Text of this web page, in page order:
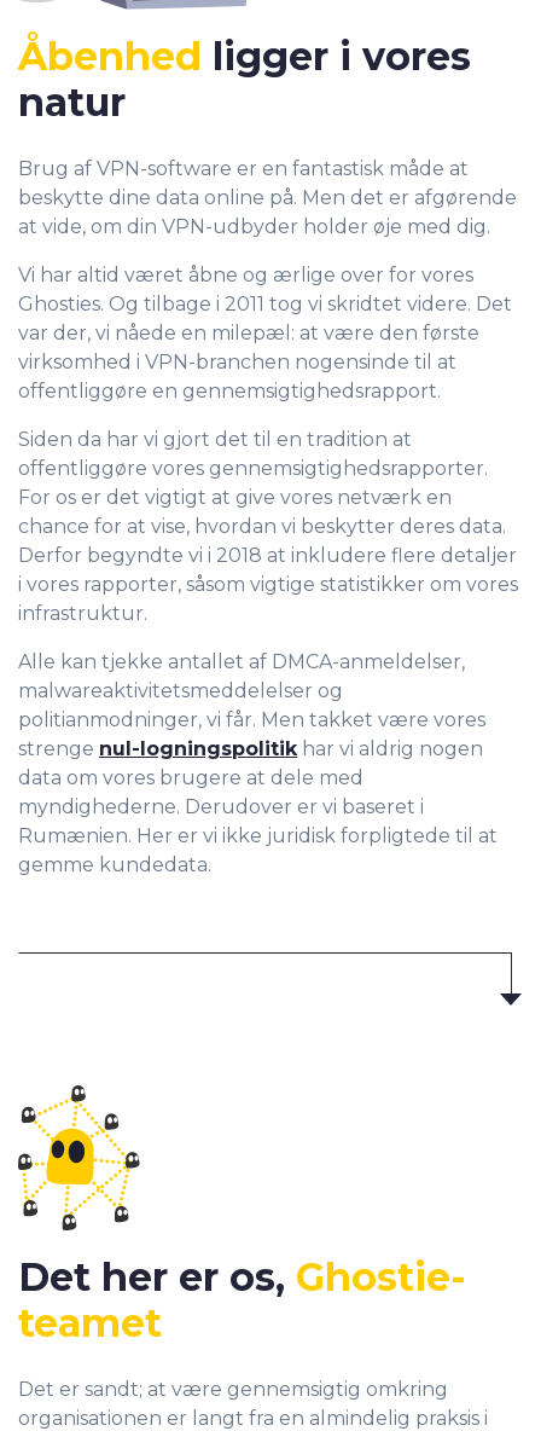
Åbenhed ligger i vores
natur
Brug af VPN-software er en fantastisk måde at
beskytte dine data online på. Men det er afgørende
at vide, om din VPN-udbyder holder øje med dig.
Vi har altid været åbne og ærlige over for vores
Ghosties. Og tilbage i 2011 tog vi skridtet videre. Det
var der, vi nåede en milepæl: at være den første
virksomhed i VPN-branchen nogensinde til at
offentliggøre en gennemsigtighedsrapport.
Siden da har vi gjort det til en tradition at
offentliggøre vores gennemsigtighedsrapporter.
For os er det vigtigt at give vores netværk en
chance for at vise, hvordan vi beskytter deres data.
Derfor begyndte vi i 2018 at inkludere flere detaljer
i vores rapporter, såsom vigtige statistikker om vores
infrastruktur.
Alle kan tjekke antallet af DMCA-anmeldelser,
malwareaktivitetsmeddelelser og
politianmodninger, vi får. Men takket være vores
strenge nul-logningspolitik har vi aldrig nogen
data om vores brugere at dele med
myndighederne. Derudover er vi baseret i
Rumænien. Her er vi ikke juridisk forpligtede til at
gemme kundedata.
Det er sandt; at være gennemsigtig omkring
organisationen er langt fra en almindelig praksis i
Det her er os, Ghostie-
teamet